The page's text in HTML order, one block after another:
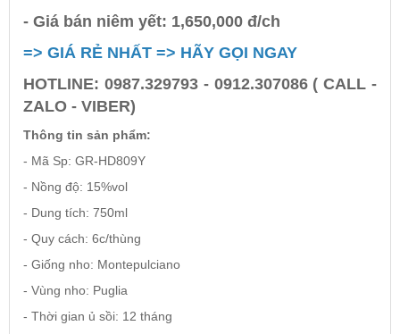
- Giá bán niêm yết: 1,650,000 đ/ch
=> GIÁ RẺ NHẤT => HÃY GỌI NGAY
HOTLINE: 0987.329793 - 0912.307086 ( CALL -
ZALO - VIBER)
Thông tin sản phẩm:
- Mã Sp: GR-HD809Y
- Nồng độ: 15%vol
- Dung tích: 750ml
- Quy cách: 6c/thùng
- Giống nho: Montepulciano
- Vùng nho: Puglia
- Thời gian ủ sồi: 12 tháng